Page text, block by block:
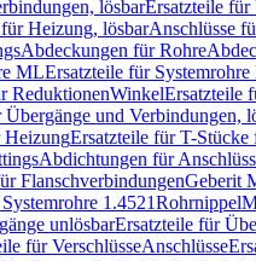
lösbarErsatzteile für
Heizung, lösbarAnschlüsse
Abdeckungen für Rohre
MLErsatzteile für
ReduktionenWinkelErsatzteile
Übergänge und Verbindungen,
HeizungErsatzteile für T-
Abdichtungen für
FlanschverbindungenGeberit
1.4521Rohrnippel
unlösbarErsatzteile für
für VerschlüsseAnschlüsse